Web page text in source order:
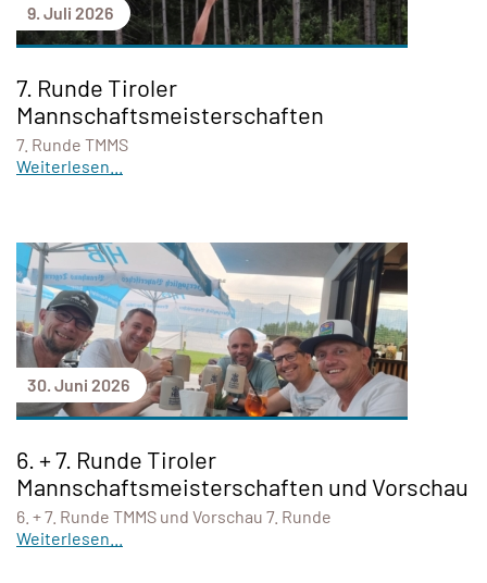
9. Juli 2026
7. Runde Tiroler
Mannschaftsmeisterschaften
7. Runde TMMS
Weiterlesen...
30. Juni 2026
6. + 7. Runde Tiroler
Mannschaftsmeisterschaften und Vorschau
6. + 7. Runde TMMS und Vorschau 7. Runde
Weiterlesen...